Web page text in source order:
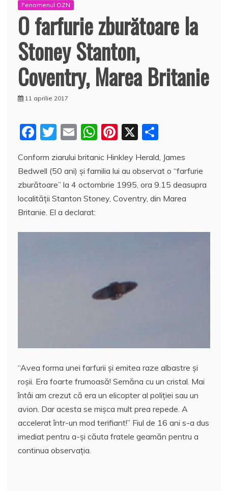
Fenomenul OZN
O farfurie zburătoare la
Stoney Stanton,
Coventry, Marea Britanie
11 aprilie 2017
F
c
e
b
o
o
T
itt
er
E
ai
l
W
at
s
A
p
Pi
er
e
st
X
rt
aj
e
z
Conform ziarului britanic Hinkley Herald, James
Bedwell (50 ani) şi familia lui au observat o “farfurie
zburătoare” la 4 octombrie 1995, ora 9.15 deasupra
localităţii Stanton Stoney, Coventry, din Marea
Britanie. El a declarat:
“Avea forma unei farfurii şi emitea raze albastre şi
roşii. Era foarte frumoasă! Semăna cu un cristal. Mai
întâi am crezut că era un elicopter al poliţiei sau un
avion. Dar acesta se mişca mult prea repede. A
accelerat într-un mod terifiant!” Fiul de 16 ani s-a dus
imediat pentru a-şi căuta fratele geamăn pentru a
continua observaţia.